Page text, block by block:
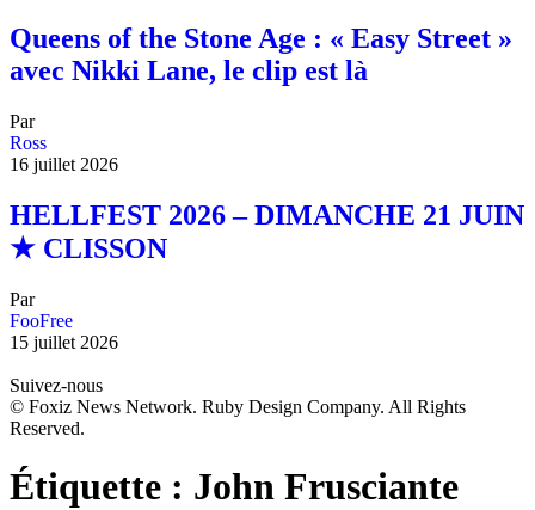
Queens of the Stone Age : « Easy Street »
avec Nikki Lane, le clip est là
Par
Ross
16 juillet 2026
HELLFEST 2026 – DIMANCHE 21 JUIN
★ CLISSON
Par
FooFree
15 juillet 2026
Suivez-nous
© Foxiz News Network. Ruby Design Company. All Rights
Reserved.
Étiquette : John Frusciante